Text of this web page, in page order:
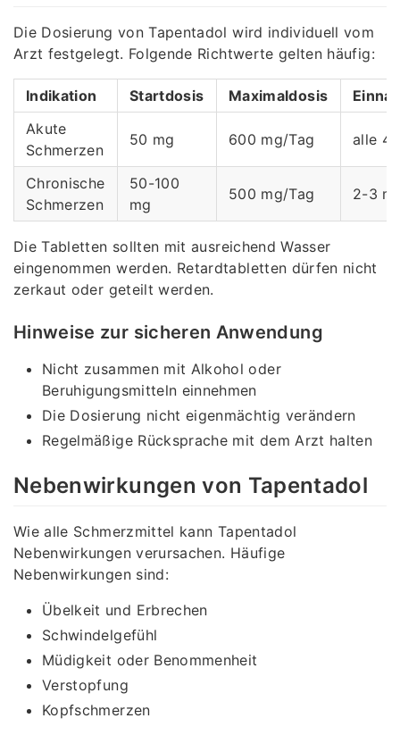
Die Dosierung von Tapentadol wird individuell vom
Arzt festgelegt. Folgende Richtwerte gelten häufig:
Indikation Startdosis Maximaldosis
Akute
Schmerzen
50 mg 600 mg/Tag alle
Chronische
Schmerzen
50-100
mg
500 mg/Tag 2-3
Die Tabletten sollten mit ausreichend Wasser
eingenommen werden. Retardtabletten dürfen nicht
zerkaut oder geteilt werden.
Hinweise zur sicheren Anwendung
Nicht zusammen mit Alkohol oder
Beruhigungsmitteln einnehmen
Die Dosierung nicht eigenmächtig verändern
Regelmäßige Rücksprache mit dem Arzt halten
Nebenwirkungen von Tapentadol
Wie alle Schmerzmittel kann Tapentadol
Nebenwirkungen verursachen. Häufige
Nebenwirkungen sind:
Übelkeit und Erbrechen
Schwindelgefühl
Müdigkeit oder Benommenheit
Verstopfung
Kopfschmerzen